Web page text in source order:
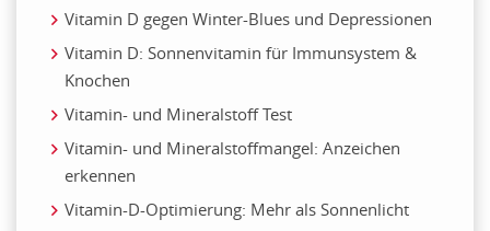
Vitamin D gegen Winter-Blues und Depressionen
Vitamin D: Sonnenvitamin für Immunsystem &
Knochen
Vitamin- und Mineralstoff Test
Vitamin- und Mineralstoffmangel: Anzeichen
erkennen
Vitamin-D-Optimierung: Mehr als Sonnenlicht